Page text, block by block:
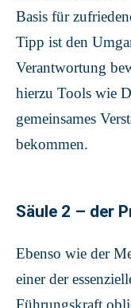
Basis für
Tipp ist den
Verantwortung
hierzu Tools wie
gemeinsames
bekommen.
Säule 2 – der
Ebenso wie der
einer der
Führungskraft